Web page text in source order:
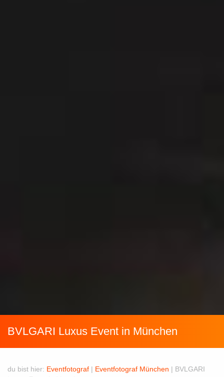
BVLGARI Luxus Event in München
du bist hier: Eventfotograf | Eventfotograf München | BVLGARI